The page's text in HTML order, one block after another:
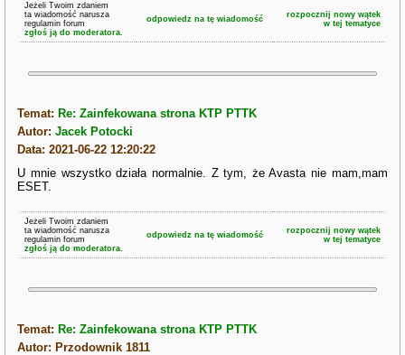
Jeżeli Twoim zdaniem
ta wiadomość narusza
regulamin forum
zgłoś ją do moderatora.
odpowiedz na tę wiadomość
rozpocznij nowy wątek
w tej tematyce
Temat: Re: Zainfekowana strona KTP PTTK
Autor:Jacek Potocki
Data: 2021-06-22 12:20:22
U mnie wszystko działa normalnie. Z tym, że Avasta nie mam,mam
ESET.
Jeżeli Twoim zdaniem
ta wiadomość narusza
regulamin forum
zgłoś ją do moderatora.
odpowiedz na tę wiadomość
rozpocznij nowy wątek
w tej tematyce
Temat: Re: Zainfekowana strona KTP PTTK
Autor: Przodownik 1811